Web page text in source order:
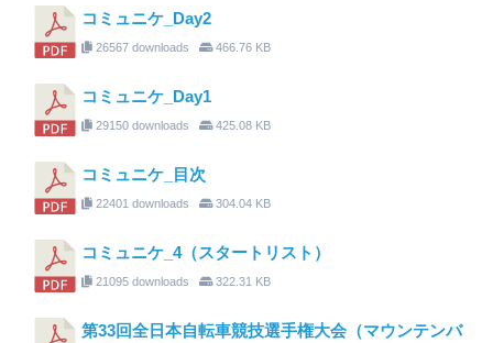
コミュニケ_Day2
26567 downloads 466.76 KB
コミュニケ_Day1
29150 downloads 425.08 KB
コミュニケ_目次
22401 downloads 304.04 KB
コミュニケ_4（スタートリスト）
21095 downloads 322.31 KB
第33回全日本自転車競技選手権大会（マウンテンバ